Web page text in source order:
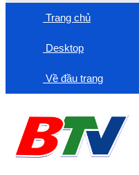
Trang chủ
Desktop
Về đầu trang